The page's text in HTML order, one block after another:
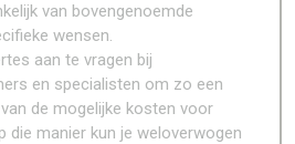
van bovengenoemde
wensen.
aan te vragen bij
en specialisten om zo een
de mogelijke kosten voor
die manier kun je weloverwogen